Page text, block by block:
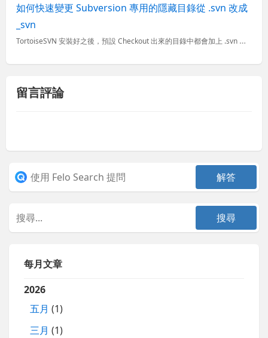
如何快速變更 Subversion 專用的隱藏目錄從 .svn 改成
_svn
TortoiseSVN 安裝好之後，預設 Checkout 出來的目錄中都會加上 .svn 隱藏目錄，裡面儲存了關於此目錄中所有檔案的版本資訊與變更狀態，不過我剛開始開發 ASP.NET 時(2.0)...
留言評論
每月文章
2026
五月 (1)
三月 (1)